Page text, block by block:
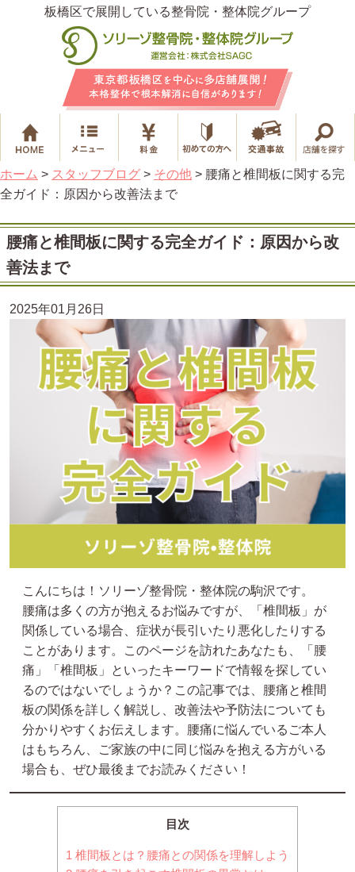
板橋区で展開している整骨院・整体院グループ
ホーム > スタッフブログ > その他 > 腰痛と椎間板に関する完
全ガイド：原因から改善法まで
腰痛と椎間板に関する完全ガイド：原因から改
善法まで
2025年01月26日
こんにちは！ソリーゾ整骨院・整体院の駒沢です。
腰痛は多くの方が抱えるお悩みですが、「椎間板」が
関係している場合、症状が長引いたり悪化したりする
ことがあります。このページを訪れたあなたも、「腰
痛」「椎間板」といったキーワードで情報を探してい
るのではないでしょうか？この記事では、腰痛と椎間
板の関係を詳しく解説し、改善法や予防法についても
分かりやすくお伝えします。腰痛に悩んでいるご本人
はもちろん、ご家族の中に同じ悩みを抱える方がいる
場合も、ぜひ最後までお読みください！
目次
1 椎間板とは？腰痛との関係を理解しよう